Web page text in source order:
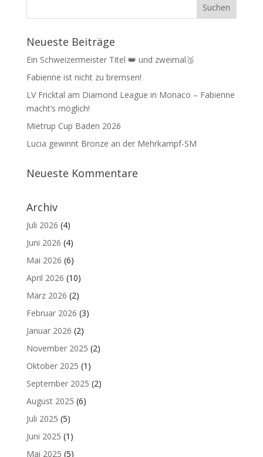
Neueste Beiträge
Ein Schweizermeister Titel 👑 und zweimal🥉
Fabienne ist nicht zu bremsen!
LV Fricktal am Diamond League in Monaco – Fabienne
macht‘s möglich!
Mietrup Cup Baden 2026
Lucia gewinnt Bronze an der Mehrkampf-SM
Neueste Kommentare
Archiv
Juli 2026 (4)
Juni 2026 (4)
Mai 2026 (6)
April 2026 (10)
März 2026 (2)
Februar 2026 (3)
Januar 2026 (2)
November 2025 (2)
Oktober 2025 (1)
September 2025 (2)
August 2025 (6)
Juli 2025 (5)
Juni 2025 (1)
Mai 2025 (5)